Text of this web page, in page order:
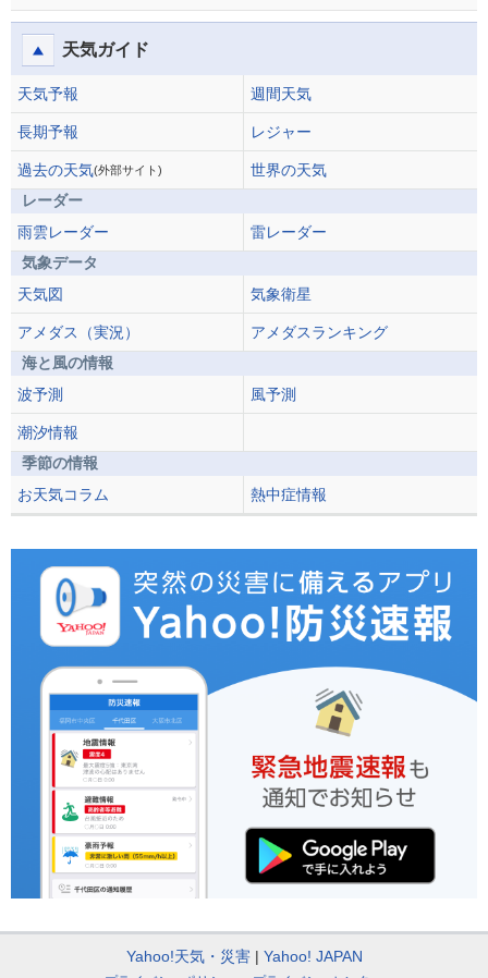
天気ガイド
天気予報 週間天気
長期予報 レジャー
過去の天気(外部サイト)
世界の天気
レーダー
雨雲レーダー
雷レーダー
気象データ
天気図
気象衛星
アメダス（実況）
アメダスランキング
海と風の情報
波予測
風予測
潮汐情報
季節の情報
お天気コラム
熱中症情報
Yahoo!天気・災害 Yahoo! JAPAN